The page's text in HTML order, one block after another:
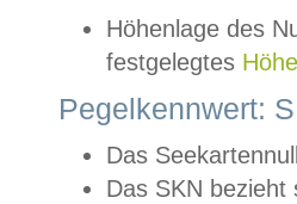
Höhenlage des
festgelegtes
Pegelkennwert:
Das
Das SKN